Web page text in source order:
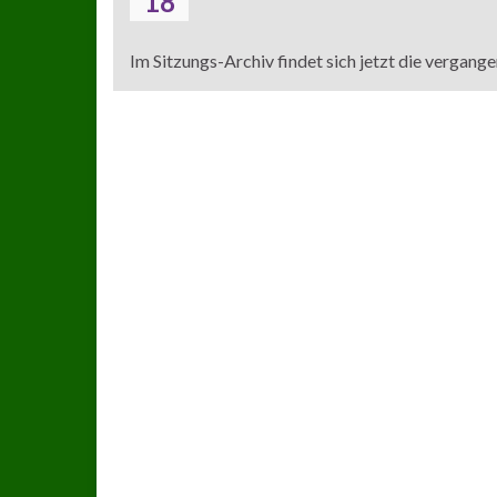
Im Sitzungs-Archiv findet sich jetzt die